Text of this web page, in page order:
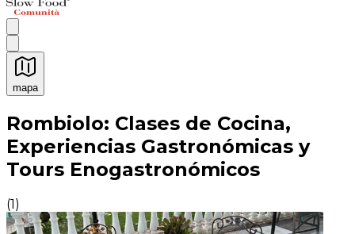
mapa
Experiencias culinarias inolvidables: Experiencias
Rombiolo: Clases de Cocina,
Experiencias Gastronómicas y
Tours Enogastronómicos
(1)